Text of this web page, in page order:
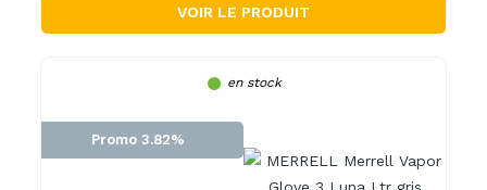
VOIR LE PRODUIT
en stock
Promo 3.82%